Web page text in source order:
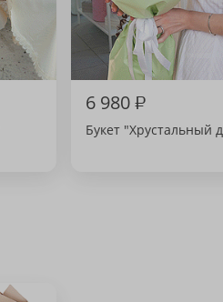
6 980₽
Букет "Хрустальный